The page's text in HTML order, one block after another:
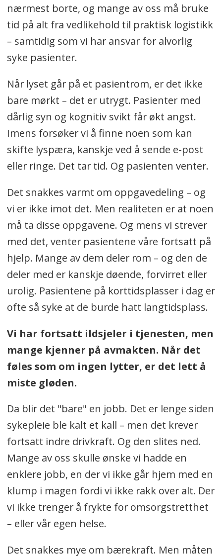
nærmest borte, og mange av oss må bruke
tid på alt fra vedlikehold til praktisk logistikk
– samtidig som vi har ansvar for alvorlig
syke pasienter.
Når lyset går på et pasientrom, er det ikke
bare mørkt – det er utrygt. Pasienter med
dårlig syn og kognitiv svikt får økt angst.
Imens forsøker vi å finne noen som kan
skifte lyspæra, kanskje ved å sende e-post
eller ringe. Det tar tid. Og pasienten venter.
Det snakkes varmt om oppgavedeling – og
vi er ikke imot det. Men realiteten er at noen
må ta disse oppgavene. Og mens vi strever
med det, venter pasientene våre fortsatt på
hjelp. Mange av dem deler rom – og den de
deler med er kanskje døende, forvirret eller
urolig. Pasientene på korttidsplasser i dag er
ofte så syke at de burde hatt langtidsplass.
Vi har fortsatt ildsjeler i tjenesten, men
mange kjenner på avmakten. Når det
føles som om ingen lytter, er det lett å
miste gløden.
Da blir det "bare" en jobb. Det er lenge siden
sykepleie ble kalt et kall – men det krever
fortsatt indre drivkraft. Og den slites ned.
Mange av oss skulle ønske vi hadde en
enklere jobb, en der vi ikke går hjem med en
klump i magen fordi vi ikke rakk over alt. Der
vi ikke trenger å frykte for omsorgstretthet
– eller vår egen helse.
Det snakkes mye om bærekraft. Men måten